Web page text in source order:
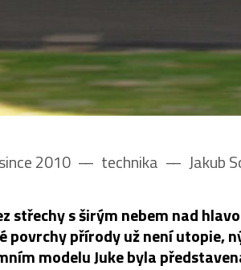
2010 –– technika –– Jakub
střechy s širým nebem nad
povrchy přírody už není utopie,
modelu Juke byla